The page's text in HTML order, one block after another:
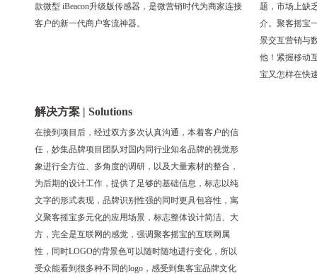
款微型 iBeacon升级版传感器，是微营销时代为商家连接
客户的新一代商户客流神器。
题，市场上缺
介。聚客摇宝
景交互营销与
他！紧握移动
宝又怎样在快
解决方案 | Solutions
在接到项目后，经过双方多次认真沟通，本着客户的信
任，妙集品牌项目团队对国内同行业知名品牌的视觉形
象进行全方位、多角度的调研，以及大量素材的整合，
为后期的设计工作，提供了足够的基础信息，标志以纯
文字的形式表现，品牌识别性强的同时更具包容性，寓
义聚客摇宝多元化的应用场景，标志整体设计简洁、大
方，完全是互联网的感觉，强调聚客摇宝的互联网属
性，同时LOGO的背景色可以随时随地进行变化，所以
受众能看到很多种不同的logo，感受到集客宝品牌文化